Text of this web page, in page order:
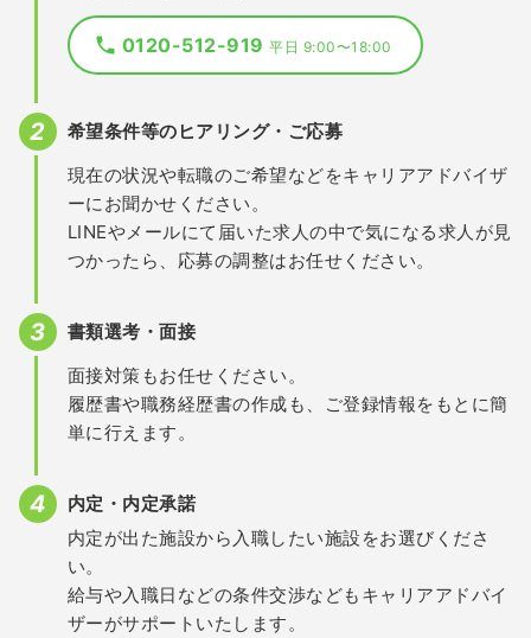
0120-512-919平日 9:00〜18:00
希望条件等のヒアリング・ご応募
現在の状況や転職のご希望などをキャリアアドバイザ
ーにお聞かせください。
LINEやメールにて届いた求人の中で気になる求人が見
つかったら、応募の調整はお任せください。
書類選考・面接
面接対策もお任せください。
履歴書や職務経歴書の作成も、ご登録情報をもとに簡
単に行えます。
内定・内定承諾
内定が出た施設から入職したい施設をお選びくださ
い。
給与や入職日などの条件交渉などもキャリアアドバイ
ザーがサポートいたします。